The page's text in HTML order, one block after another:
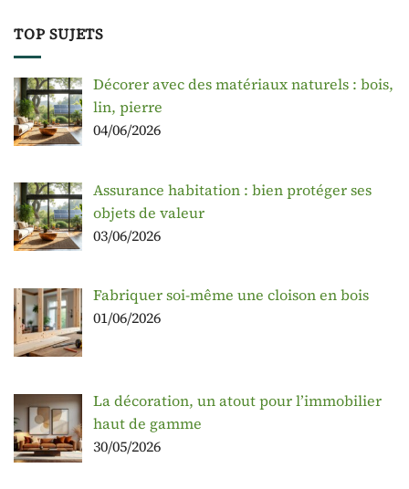
TOP SUJETS
Décorer avec des matériaux naturels : bois,
lin, pierre
04/06/2026
Assurance habitation : bien protéger ses
objets de valeur
03/06/2026
Fabriquer soi-même une cloison en bois
01/06/2026
La décoration, un atout pour l’immobilier
haut de gamme
30/05/2026